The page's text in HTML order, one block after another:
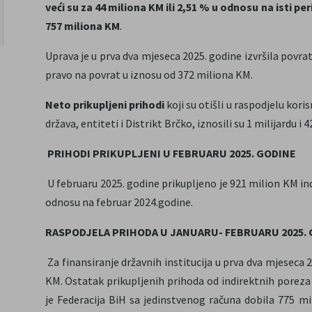
veći su za 44 miliona KM ili 2,51 % u odnosu na isti
757 miliona KM.
Uprava je u prva dva mjeseca 2025. godine izvršila
pravo na povrat u iznosu od 372 miliona KM.
Neto prikupljeni prihodikoji su otišli u raspodjelu
država, entiteti i Distrikt Brčko, iznosili su 1 milijardu i
PRIHODI PRIKUPLJENI U FEBRUARU 2025. GODINE
U februaru 2025. godine prikupljeno je 921 milion KM
odnosu na februar 2024.godine.
RASPODJELA PRIHODA U JANUARU- FEBRUARU 2025.
Za finansiranje državnih institucija u prva dva mjeseca
KM. Ostatak prikupljenih prihoda od indirektnih
je Federacija BiH sa jedinstvenog računa dobila 775